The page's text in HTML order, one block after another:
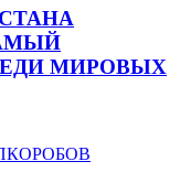
МИРОВЫХ